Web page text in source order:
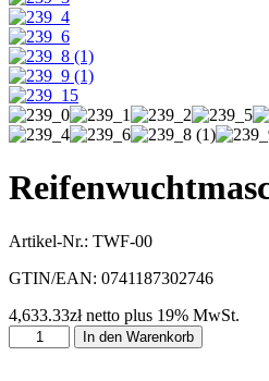
Artikel-Nr.: TWF-00
GTIN/EAN: 0741187302746
4,633.33złnetto plus 19% MwSt.
Reifenwuchtmaschine
TW
In den Warenkorb